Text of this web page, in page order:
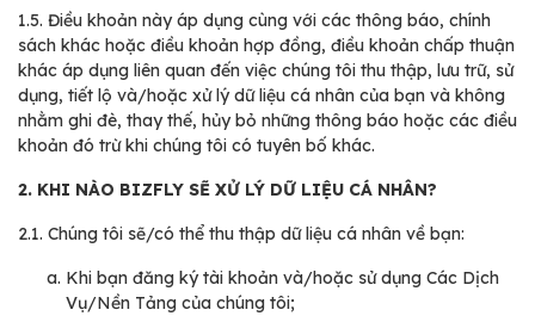
1.5. Điều khoản này áp dụng cùng với các thông báo, chính
sách khác hoặc điều khoản hợp đồng, điều khoản chấp thuận
khác áp dụng liên quan đến việc chúng tôi thu thập, lưu trữ, sử
dụng, tiết lộ và/hoặc xử lý dữ liệu cá nhân của bạn và không
nhằm ghi đè, thay thế, hủy bỏ những thông báo hoặc các điều
khoản đó trừ khi chúng tôi có tuyên bố khác.
2. KHI NÀO BIZFLY SẼ XỬ LÝ DỮ LIỆU CÁ NHÂN?
2.1. Chúng tôi sẽ/có thể thu thập dữ liệu cá nhân về bạn:
Khi bạn đăng ký tài khoản và/hoặc sử dụng Các Dịch
Vụ/Nền Tảng của chúng tôi;